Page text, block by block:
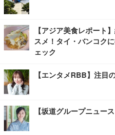
【アジア美食レポート
スメ！タイ・バンコク
ェック
【エンタメRBB】注目
【坂道グループニュー